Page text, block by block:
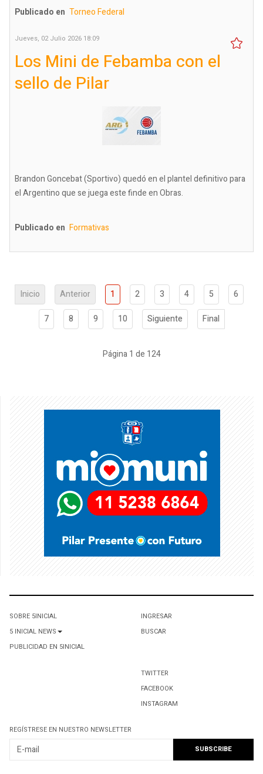
Publicado en Torneo Federal
Jueves, 02 Julio 2026 18:09
Los Mini de Febamba con el
sello de Pilar
Brandon Goncebat (Sportivo) quedó en el plantel definitivo para
el Argentino que se juega este finde en Obras.
Publicado en Formativas
Inicio Anterior 1 2 3 4 5
6
7
8 9 10 Siguiente Final
Página 1 de 124
SOBRE 5INICIAL
5 INICIAL NEWS
PUBLICIDAD EN 5INICIAL
INGRESAR
BUSCAR
TWITTER
FACEBOOK
INSTAGRAM
REGÍSTRESE EN NUESTRO NEWSLETTER